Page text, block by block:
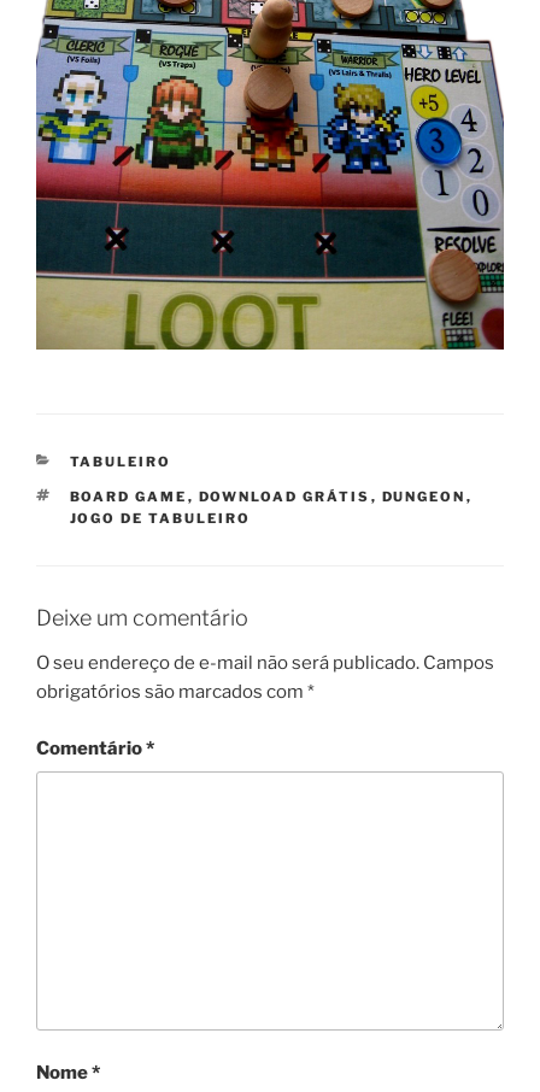
CATEGORIAS
TABULEIRO
TAGS
BOARD GAME , DOWNLOAD GRÁTIS , DUNGEON ,
JOGO DE TABULEIRO
Deixe um comentário
O seu endereço de e-mail não será publicado. Campos
obrigatórios são marcados com *
Comentário*
Nome*